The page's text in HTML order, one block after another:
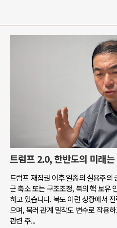
트럼프 2.0, 한반도의 미래는
트럼프 재집권 이후 일종의 실용주의
군 축소 또는 구조조정, 북의 핵 보유
하고 있습니다. 북도 이런 상황에서
으며, 북러 관계 밀착도 변수로 작용
관련 주...